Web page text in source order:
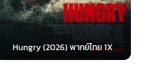
Hungry (2026) พากย์ไทย 1X